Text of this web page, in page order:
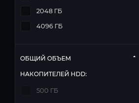
2048 ГБ
4096 ГБ
ОБЩИЙ ОБЪЕМ
НАКОПИТЕЛЕЙ HDD:
500 ГБ